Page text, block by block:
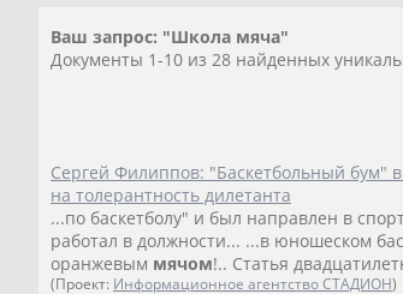
Ваш запрос: "Школа мяча"
Документы 1-10 из 28 найденных
Сергей Филиппов: "Баскетбольный бум"
на толерантность дилетанта
...по баскетболу" и был направлен в
работал в должности... ...в юношеском
оранжевым мячом!.. Статья
(Проект: Информационное агентство СТАДИОН)